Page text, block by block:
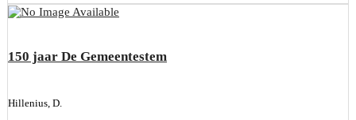
150 jaar De Gemeentestem
Hillenius, D.